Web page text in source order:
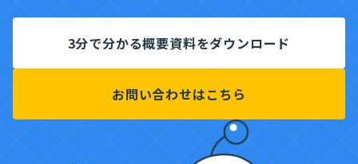
3分で分かる概要資料をダウンロード
お問い合わせはこちら